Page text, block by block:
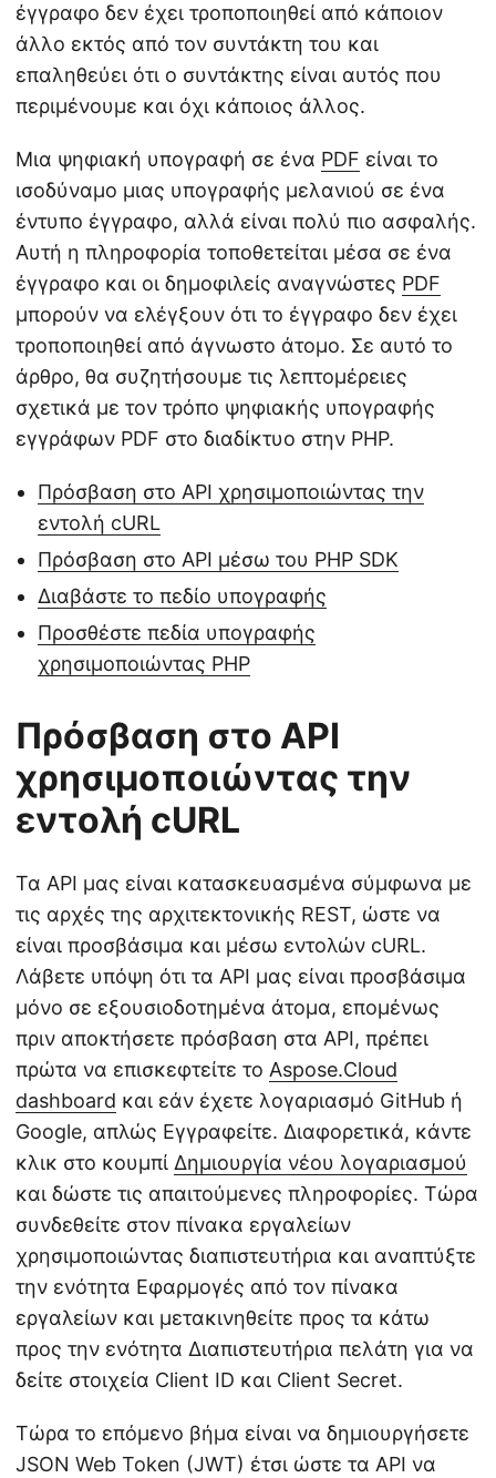
έγγραφο δεν έχει τροποποιηθεί από κάποιον
άλλο εκτός από τον συντάκτη του και
επαληθεύει ότι ο συντάκτης είναι αυτός που
περιμένουμε και όχι κάποιος άλλος.
Μια ψηφιακή υπογραφή σε ένα PDF είναι το
ισοδύναμο μιας υπογραφής μελανιού σε ένα
έντυπο έγγραφο, αλλά είναι πολύ πιο ασφαλής.
Αυτή η πληροφορία τοποθετείται μέσα σε ένα
έγγραφο και οι δημοφιλείς αναγνώστες PDF
μπορούν να ελέγξουν ότι το έγγραφο δεν έχει
τροποποιηθεί από άγνωστο άτομο. Σε αυτό το
άρθρο, θα συζητήσουμε τις λεπτομέρειες
σχετικά με τον τρόπο ψηφιακής υπογραφής
εγγράφων PDF στο διαδίκτυο στην PHP.
Πρόσβαση στο API χρησιμοποιώντας την
εντολή cURL
Πρόσβαση στο API μέσω του PHP SDK
Διαβάστε το πεδίο υπογραφής
Προσθέστε πεδία υπογραφής
χρησιμοποιώντας PHP
Πρόσβαση στο API
χρησιμοποιώντας την
εντολή cURL
Τα API μας είναι κατασκευασμένα σύμφωνα με
τις αρχές της αρχιτεκτονικής REST, ώστε να
είναι προσβάσιμα και μέσω εντολών cURL.
Λάβετε υπόψη ότι τα API μας είναι προσβάσιμα
μόνο σε εξουσιοδοτημένα άτομα, επομένως
πριν αποκτήσετε πρόσβαση στα API, πρέπει
πρώτα να επισκεφτείτε το Aspose.Cloud
dashboard και εάν έχετε λογαριασμό GitHub ή
Google, απλώς Εγγραφείτε. Διαφορετικά, κάντε
κλικ στο κουμπί Δημιουργία νέου λογαριασμού
και δώστε τις απαιτούμενες πληροφορίες. Τώρα
συνδεθείτε στον πίνακα εργαλείων
χρησιμοποιώντας διαπιστευτήρια και αναπτύξτε
την ενότητα Εφαρμογές από τον πίνακα
εργαλείων και μετακινηθείτε προς τα κάτω
προς την ενότητα Διαπιστευτήρια πελάτη για να
δείτε στοιχεία Client ID και Client Secret.
Τώρα το επόμενο βήμα είναι να δημιουργήσετε
JSON Web Token (JWT) έτσι ώστε τα API να